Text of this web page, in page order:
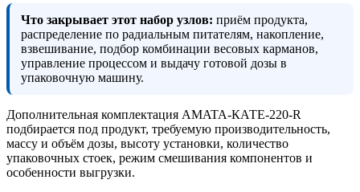
Что закрывает этот набор узлов: приём продукта,
распределение по радиальным питателям, накопление,
взвешивание, подбор комбинации весовых карманов,
управление процессом и выдачу готовой дозы в
упаковочную машину.
Дополнительная комплектация AMATA-КАТЕ-220-R
подбирается под продукт, требуемую производительность,
массу и объём дозы, высоту установки, количество
упаковочных стоек, режим смешивания компонентов и
особенности выгрузки.